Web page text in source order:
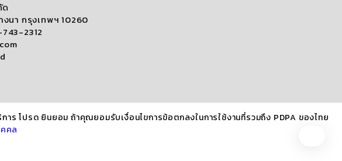
โปรด ยินยอม ถ้าคุณยอมรับเงื่อนไขการข้อตกลงในการใช้งานที่รวมถึง PDPA ของไทย
คล
ด
นา กรุงเทพฯ 10260
2312